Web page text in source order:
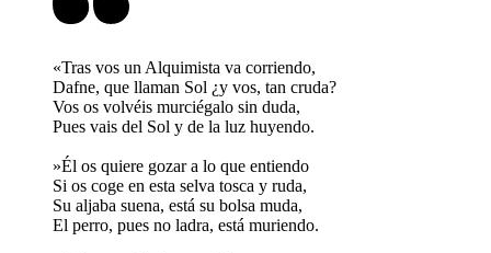
«Tras vos un Alquimista va corriendo,
Dafne, que llaman Sol ¿y vos, tan cruda?
Vos os volvéis murciégalo sin duda,
Pues vais del Sol y de la luz huyendo.
»Él os quiere gozar a lo que entiendo
Si os coge en esta selva tosca y ruda,
Su aljaba suena, está su bolsa muda,
El perro, pues no ladra, está muriendo.